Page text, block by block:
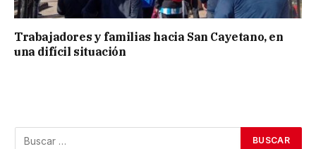
Trabajadores y familias hacia San Cayetano, en
una difícil situación